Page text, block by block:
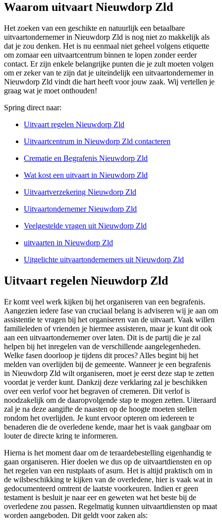
Waarom uitvaart Nieuwdorp Zld
Het zoeken van een geschikte en natuurlijk een betaalbare
uitvaartondernemer in Nieuwdorp Zld is nog niet zo makkelijk als
dat je zou denken. Het is nu eenmaal niet geheel volgens etiquette
om zomaar een uitvaartcentrum binnen te lopen zonder eerder
contact. Er zijn enkele belangrijke punten die je zult moeten volgen
om er zeker van te zijn dat je uiteindelijk een uitvaartondernemer in
Nieuwdorp Zld vindt die hart heeft voor jouw zaak. Wij vertellen je
graag wat je moet onthouden!
Spring direct naar:
Uitvaart regelen Nieuwdorp Zld
Uitvaartcentrum in Nieuwdorp Zld contacteren
Crematie en Begrafenis Nieuwdorp Zld
Wat kost een uitvaart in Nieuwdorp Zld
Uitvaartverzekering Nieuwdorp Zld
Uitvaartondernemer Nieuwdorp Zld
Veelgestelde vragen uit Nieuwdorp Zld
uitvaarten in Nieuwdorp Zld
Uitgelichte uitvaartondernemers uit Nieuwdorp Zld
Uitvaart regelen Nieuwdorp Zld
Er komt veel werk kijken bij het organiseren van een begrafenis.
Aangezien iedere fase van cruciaal belang is adviseren wij je aan om
assistentie te vragen bij het organiseren van de uitvaart. Vaak willen
familieleden of vrienden je hiermee assisteren, maar je kunt dit ook
aan een uitvaartondernemer over laten. Dit is de partij die je zal
helpen bij het inregelen van de verschillende aangelegenheden.
Welke fasen doorloop je tijdens dit proces? Alles begint bij het
melden van overlijden bij de gemeente. Wanneer je een begrafenis
in Nieuwdorp Zld wilt organiseren, moet je eerst deze stap te zetten
voordat je verder kunt. Dankzij deze verklaring zal je beschikken
over een verlof voor het begraven of cremeren. Dit verlof is
noodzakelijk om de daaropvolgende stap te mogen zetten. Uiteraard
zal je na deze aangifte de naasten op de hoogte moeten stellen
rondom het overlijden. Je kunt ervoor opteren om iedereen te
benaderen die de overledene kende, maar het is vaak gangbaar om
louter de directe kring te informeren.
Hierna is het moment daar om de teraardebestelling eigenhandig te
gaan organiseren. Hier doelen we dus op de uitvaartdiensten en op
het regelen van een rustplaats of asurn. Het is altijd praktisch om in
de wilsbeschikking te kijken van de overledene, hier is vaak wat in
gedocumenteerd omtrent de laatste voorkeuren. Indien er geen
testament is besluit je naar eer en geweten wat het beste bij de
overledene zou passen. Regelmatig kunnen uitvaartdiensten op maat
worden aangeboden. Dit geldt voor zaken als: